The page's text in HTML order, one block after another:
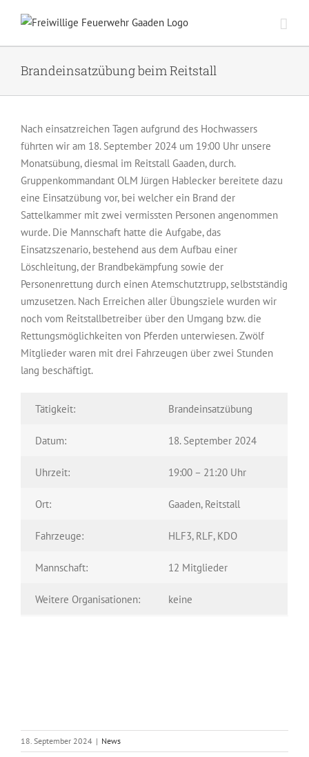
Inhalt
springen
Brandeinsatzübung beim Reitstall
Nach einsatzreichen Tagen aufgrund des Hochwassers
führten wir am 18. September 2024 um 19:00 Uhr unsere
Monatsübung, diesmal im Reitstall Gaaden, durch.
Gruppenkommandant OLM Jürgen Hablecker bereitete dazu
eine Einsatzübung vor, bei welcher ein Brand der
Sattelkammer mit zwei vermissten Personen angenommen
wurde. Die Mannschaft hatte die Aufgabe, das
Einsatzszenario, bestehend aus dem Aufbau einer
Löschleitung, der Brandbekämpfung sowie der
Personenrettung durch einen Atemschutztrupp, selbstständig
umzusetzen. Nach Erreichen aller Übungsziele wurden wir
noch vom Reitstallbetreiber über den Umgang bzw. die
Rettungsmöglichkeiten von Pferden unterwiesen. Zwölf
Mitglieder waren mit drei Fahrzeugen über zwei Stunden
lang beschäftigt.
Tätigkeit: Brandeinsatzübung
Datum: 18. September 2024
Uhrzeit: 19:00 – 21:20 Uhr
Ort: Gaaden, Reitstall
Fahrzeuge: HLF3, RLF, KDO
Mannschaft: 12 Mitglieder
Weitere Organisationen: keine
18. September 2024 | News